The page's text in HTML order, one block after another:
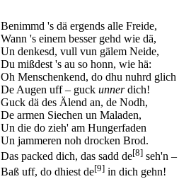
Benimmd 's dä ergends alle Freide,
Wann 's einem besser gehd wie dä,
Un denkesd, vull vun gälem Neide,
Du mißdest 's au so honn, wie hä:
Oh Menschenkend, do dhu nuhrd glich
De Augen uff – guck unnerdich!
Guck dä des Älend an, de Nodh,
De armen Siechen un Maladen,
Un die do zieh' am Hungerfaden
Un jammeren noh drocken Brod.
Das packed dich, das sadd de[8] seh'n –
Baß uff, do dhiest de[9] in dich gehn!